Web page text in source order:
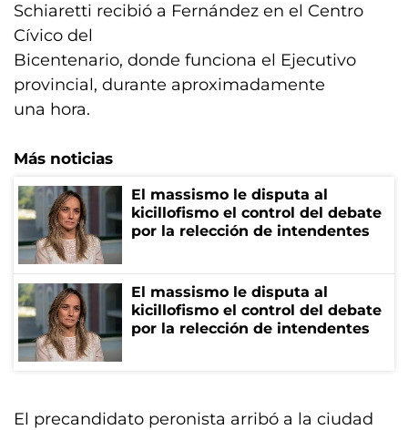
Schiaretti recibió a Fernández en el Centro
Cívico del
Bicentenario, donde funciona el Ejecutivo
provincial, durante aproximadamente
una hora.
Más noticias
El massismo le disputa al
kicillofismo el control del debate
por la relección de intendentes
El massismo le disputa al
kicillofismo el control del debate
por la relección de intendentes
El precandidato peronista arribó a la ciudad